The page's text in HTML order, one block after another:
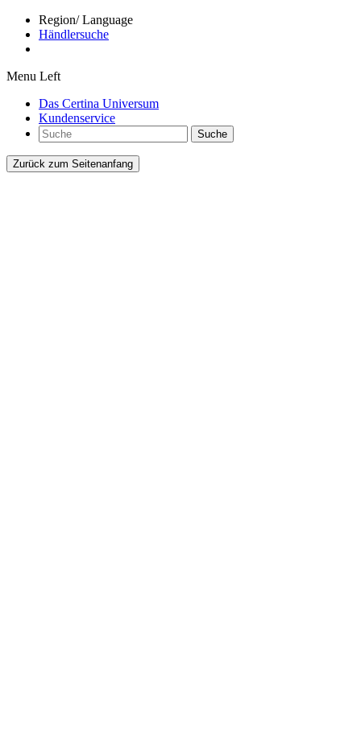
Region/ Language
Händlersuche
Menu Left
Das Certina Universum
Kundenservice
Suche
Zurück zum Seitenanfang